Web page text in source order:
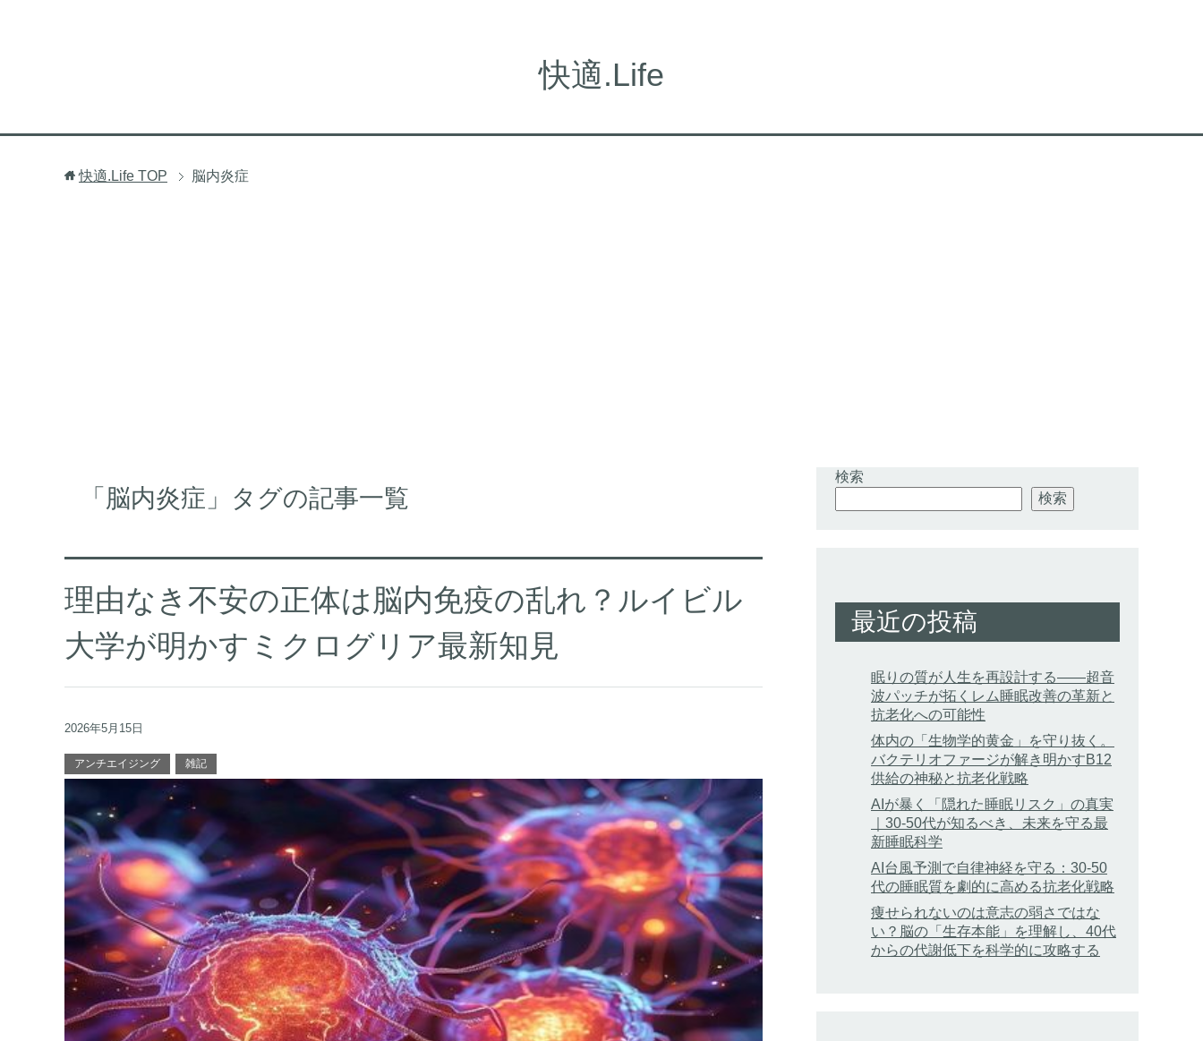
快適.Life
快適.Life TOP 脳内炎症
「脳内炎症」タグの記事一覧
理由なき不安の正体は脳内免疫の乱れ？ルイビル
大学が明かすミクログリア最新知見
2026年5月15日
アンチエイジング 雑記
検索
検索
最近の投稿
眠りの質が人生を再設計する——超音
波パッチが拓くレム睡眠改善の革新と
抗老化への可能性
体内の「生物学的黄金」を守り抜く。
バクテリオファージが解き明かすB12
供給の神秘と抗老化戦略
AIが暴く「隠れた睡眠リスク」の真実
｜30-50代が知るべき、未来を守る最
新睡眠科学
AI台風予測で自律神経を守る：30-50
代の睡眠質を劇的に高める抗老化戦略
痩せられないのは意志の弱さではな
い？脳の「生存本能」を理解し、40代
からの代謝低下を科学的に攻略する